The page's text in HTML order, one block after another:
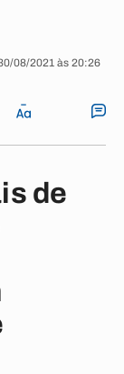
08/2021 às 20:26
de